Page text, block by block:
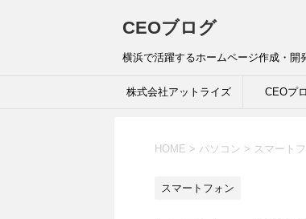
CEOブログ
横浜で活躍するホームページ作成・
株式会社アットライズ CEOプ
HOME > パソコン > スマート
スマートフォン